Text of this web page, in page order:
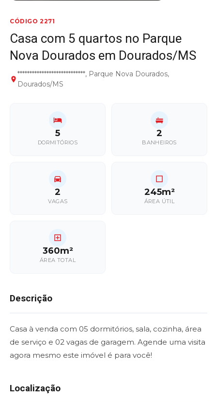
CÓDIGO 2271
Casa com 5 quartos no Parque
Nova Dourados em Dourados/MS
****************************, Parque Nova Dourados,
Dourados/MS
5
DORMITÓRIOS
2
BANHEIROS
2
VAGAS
245m²
ÁREA ÚTIL
360m²
ÁREA TOTAL
Descrição
Casa à venda com 05 dormitórios, sala, cozinha, área
de serviço e 02 vagas de garagem. Agende uma visita
agora mesmo este imóvel é para você!
Localização